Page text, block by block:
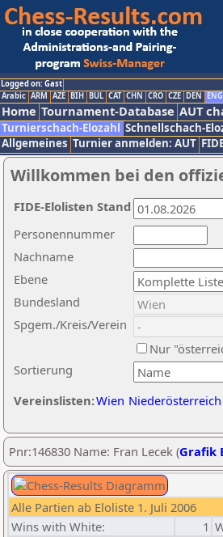
Logged on: Gast
Arabic ARM AZE BIH BUL CAT CHN CRO CZE DEN ENG
Home Tournament-Database AUT
Turnierschach-Elozahl Schnellschach-
Allgemeines Turnier anmelden: AUT
Willkommen bei den
Nachname
Ebene
Sortierung
Personennummer
Bundesland
Spgem./Kreis/Verein
Nur
Vereinslisten:Wien Niederösterreich
FIDE-Elolisten Stand
Pnr:146830 Name: Fran Lecek (Grafik
Alle Partien ab Eloliste 1. Juli 2006
Wins with White:
1